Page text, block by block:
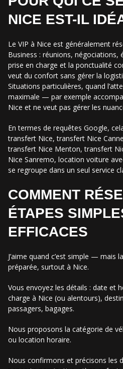
NICE EST-IL
Le VIP à Nice est généralement
Business : réunions, négociations,
prise en charge et la ponctualité
veut du confort sans gérer la
Situations particulières, quand
maximale — par exemple
Nice et ne veut pas gérer les
En termes de requêtes Google,
transfert Nice, transfert Nice
transfert Nice Menton, transfert
Nice Sanremo, location voiture
se regroupe dans un seul service
COMMENT
ÉTAPES
EFFICACES
J’aime quand c’est simple — mais
préparée, surtout à Nice.
Vous envoyez les détails : date et
charge à Nice (ou alentours),
passagers, bagages.
Nous proposons la catégorie de
ou location horaire.
Nous confirmons et précisons les